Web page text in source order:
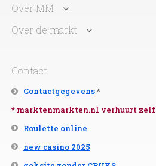
Over MM
Over de markt
Contact
Contactgegevens*
* marktenmarkten.nl verhuurt zelf
Roulette online
new casino 2025